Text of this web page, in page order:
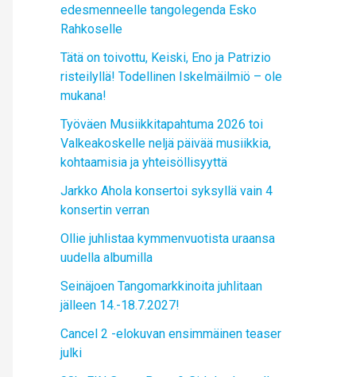
edesmenneelle tangolegenda Esko
Rahkoselle
Tätä on toivottu, Keiski, Eno ja Patrizio
risteilyllä! Todellinen Iskelmäilmiö – ole
mukana!
Työväen Musiikkitapahtuma 2026 toi
Valkeakoskelle neljä päivää musiikkia,
kohtaamisia ja yhteisöllisyyttä
Jarkko Ahola konsertoi syksyllä vain 4
konsertin verran
Ollie juhlistaa kymmenvuotista uraansa
uudella albumilla
Seinäjoen Tangomarkkinoita juhlitaan
jälleen 14.-18.7.2027!
Cancel 2 -elokuvan ensimmäinen teaser
julki